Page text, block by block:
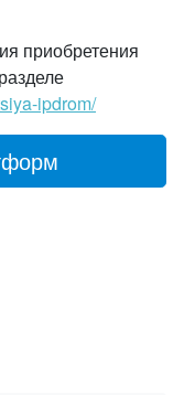
приобретения
ipdrom/